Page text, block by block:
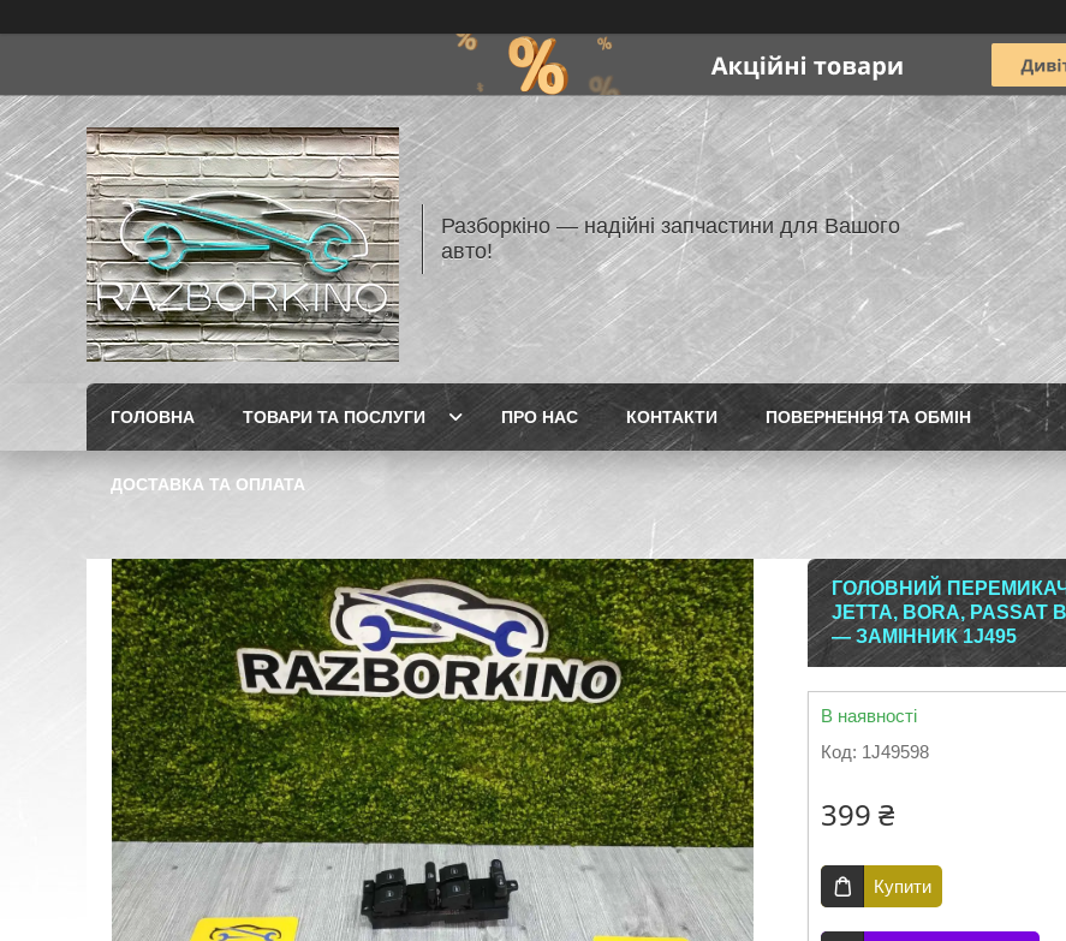
Разборкіно — надійні запчастини для Вашого
авто!
ГОЛОВНА ТОВАРИ ТА ПОСЛУГИ ПРО НАС КОНТАКТИ ПОВЕРНЕННЯ ТА ОБМІН
ДОСТАВКА ТА ОПЛАТА
ГОЛОВНИЙ ПЕРЕМИКАЧ
JETTA, BORA, PASSAT
— ЗАМІННИК 1J495
В наявності
Код: 1J49598
399 ₴
Купити